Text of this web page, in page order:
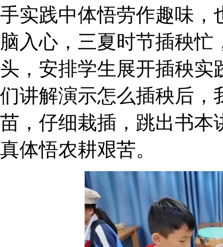
手实践中体悟劳作趣味，
脑入心，三夏时节插秧
头，安排学生展开插
们讲解演示怎么插秧后，
苗，仔细栽插，跳出书本
真体悟农耕艰苦。